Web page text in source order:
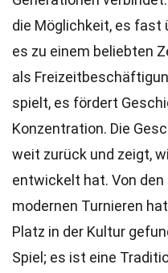
die Möglichkeit, es fast
es zu einem beliebten
als
spielt, es fördert
Konzentration. Die
weit zurück und zeigt,
entwickelt hat. Von den
modernen Turnieren
Platz in der Kultur
Spiel; es ist eine